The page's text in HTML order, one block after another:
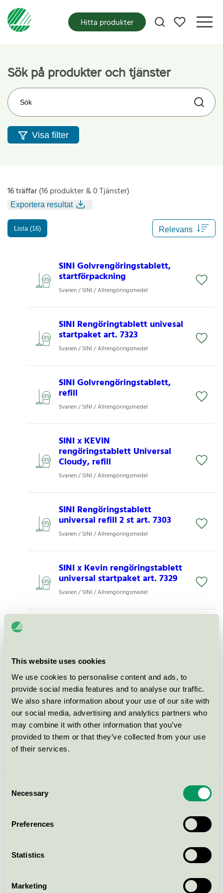
This website uses cookies
We use cookies to personalise content and ads, to
provide social media features and to analyse our traffic.
We also share information about your use of our site with
our social media, advertising and analytics partners who
may combine it with other information that you’ve
provided to them or that they’ve collected from your use
of their services.
Selection
Necessary
Preferences
Statistics
Marketing
Mina favoriter
Hitta produkter
Sök på produkter och tjänster
Sök på webbplatsen
Visa filter
16 träffar(16 produkter & 0 Tjänster)
Exportera resultat
Lista (16)
SINI Golvrengöringstablett,
startförpackning
Svanen / SINI / Allrengöringsmedel
SINI Rengöringtablett univesal
startpaket art. 7323
Svanen / SINI / Allrengöringsmedel
SINI Golvrengöringstablett,
refill
Svanen / SINI / Allrengöringsmedel
SINI x KEVIN
rengöringstablett Universal
Cloudy, refill
Svanen / SINI / Allrengöringsmedel
SINI Rengöringstablett
universal refill 2 st art. 7303
Svanen / SINI / Allrengöringsmedel
SINI x Kevin rengöringstablett
universal startpaket art. 7329
Svanen / SINI / Allrengöringsmedel
sanitetsrengöringsmedel
SINI Rengöringstablett
Badrum startpaket 7321
Svanen / SINI / Bad - och
sanitetsrengöringsmedel